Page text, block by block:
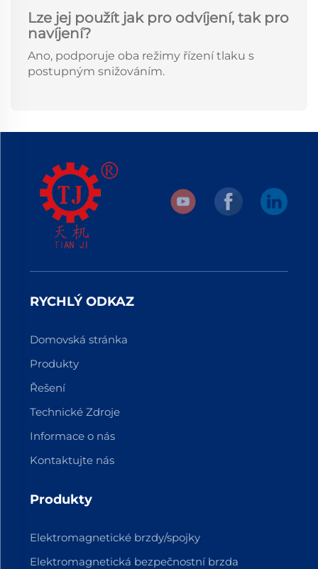
Lze jej použít jak pro odvíjení, tak pro
navíjení?
Ano, podporuje oba režimy řízení tlaku s
postupným snižováním.
RYCHLÝ ODKAZ
Domovská stránka
Produkty
Řešení
Technické Zdroje
Informace o nás
Kontaktujte nás
Produkty
Elektromagnetické brzdy/spojky
Elektromagnetická bezpečnostní brzda